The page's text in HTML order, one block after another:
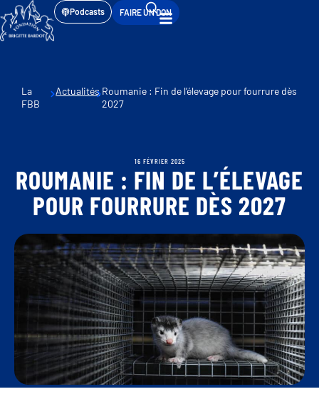
Podcasts FAIRE UN DON
La
FBB
Actualités Roumanie : Fin de l’élevage pour fourrure dès
2027
16 FÉVRIER 2025
ROUMANIE : FIN DE L’ÉLEVAGE
POUR FOURRURE DÈS 2027